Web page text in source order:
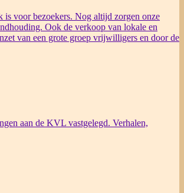
voor bezoekers. Nog altijd zorgen onze
Ook de verkoop van lokale en
van een grote groep vrijwilligers en door de
aan de KVL vastgelegd. Verhalen,